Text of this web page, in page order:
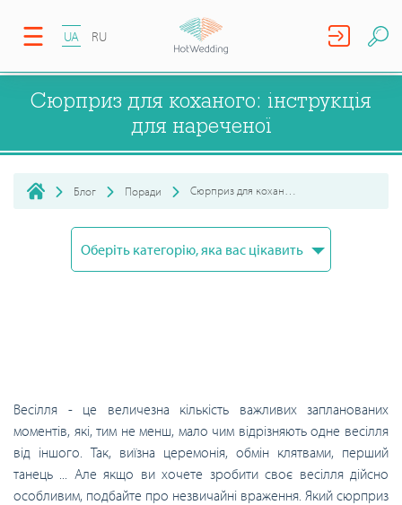
UA RU
Сюрприз для коханого: інструкція
для нареченої
Блог Поради
Весілля - це величезна кількість важливих запланованих
моментів, які, тим не менш, мало чим відрізняють одне весілля
від іншого. Так, виїзна церемонія, обмін клятвами, перший
танець ... Але якщо ви хочете зробити своє весілля дійсно
особливим, подбайте про незвичайні враження. Який сюрприз
Оберіть категорію, яка вас цікавить